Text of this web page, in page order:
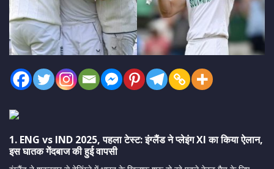
1. ENG vs IND 2025, पहला टेस्ट: इंग्लैंड ने प्लेइंग XI का किया ऐलान,
इस घातक गेंदबाज की हुई वापसी